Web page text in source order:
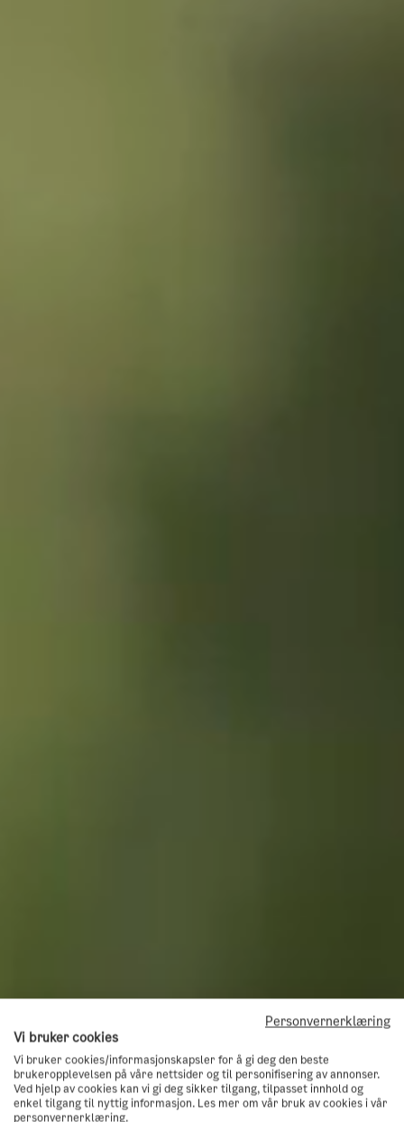
Personvernerklæring
Vi bruker cookies
Vi bruker cookies/informasjonskapsler for å gi deg den beste
brukeropplevelsen på våre nettsider og til personifisering av annonser.
Ved hjelp av cookies kan vi gi deg sikker tilgang, tilpasset innhold og
enkel tilgang til nyttig informasjon. Les mer om vår bruk av cookies i vår
personvernerklæring.